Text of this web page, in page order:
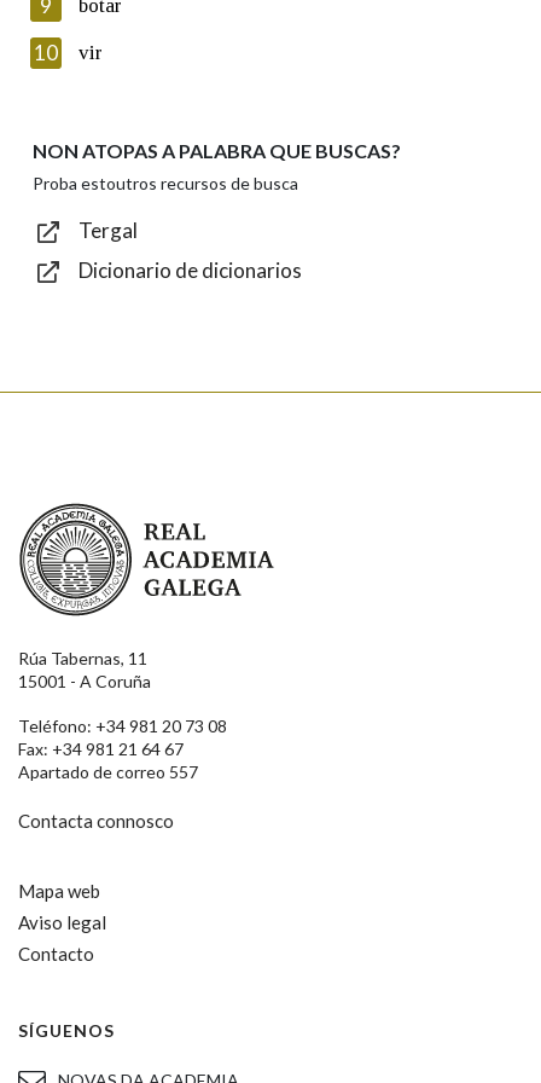
Introduce o código que aparece na imaxe:
Texto de verificación
botar
10 vir
NON ATOPAS A PALABRA QUE BUSCAS?
Proba estoutros recursos de busca
Tergal
Dicionario de dicionarios
Real Academia Galega
Rúa Tabernas, 11
15001 - A Coruña
Teléfono: +34 981 20 73 08
Fax: +34 981 21 64 67
Apartado de correo 557
Contacta connosco
Mapa web
Aviso legal
Contacto
SÍGUENOS